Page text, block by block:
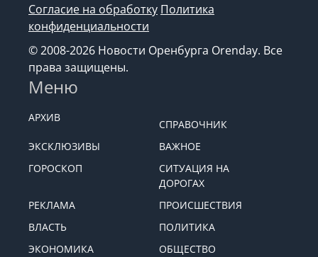
Согласие на обработку Политика
конфиденциальности
© 2008-2026 Новости Оренбурга Orenday. Все
права защищены.
Меню
АРХИВ
СПРАВОЧНИК
ЭКСКЛЮЗИВЫ
ВАЖНОЕ
ГОРОСКОП
СИТУАЦИЯ НА
ДОРОГАХ
РЕКЛАМА
ПРОИСШЕСТВИЯ
ВЛАСТЬ
ПОЛИТИКА
ЭКОНОМИКА
ОБЩЕСТВО